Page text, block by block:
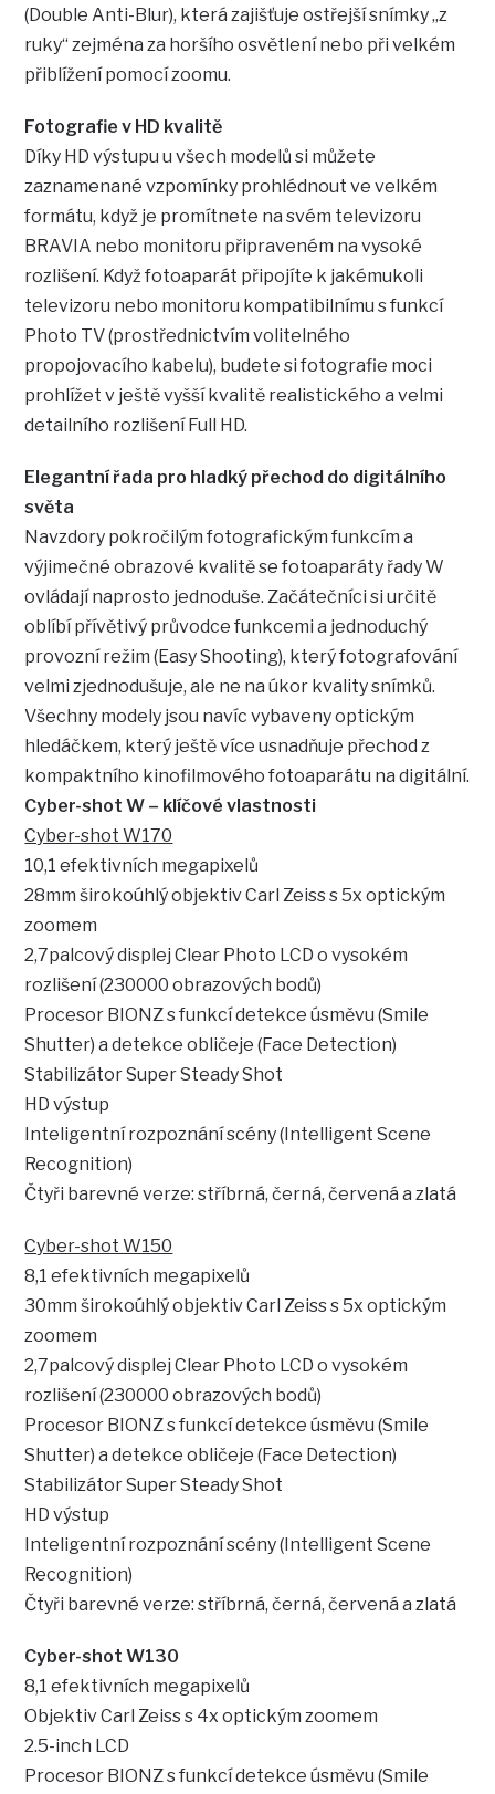
(Double Anti-Blur), která zajišťuje ostřejší snímky „z
ruky“ zejména za horšího osvětlení nebo při velkém
přiblížení pomocí zoomu.
Fotografie v HD kvalitě
Díky HD výstupu u všech modelů si můžete
zaznamenané vzpomínky prohlédnout ve velkém
formátu, když je promítnete na svém televizoru
BRAVIA nebo monitoru připraveném na vysoké
rozlišení. Když fotoaparát připojíte k jakémukoli
televizoru nebo monitoru kompatibilnímu s funkcí
Photo TV (prostřednictvím volitelného
propojovacího kabelu), budete si fotografie moci
prohlížet v ještě vyšší kvalitě realistického a velmi
detailního rozlišení Full HD.
Elegantní řada pro hladký přechod do digitálního
světa
Navzdory pokročilým fotografickým funkcím a
výjimečné obrazové kvalitě se fotoaparáty řady W
ovládají naprosto jednoduše. Začátečníci si určitě
oblíbí přívětivý průvodce funkcemi a jednoduchý
provozní režim (Easy Shooting), který fotografování
velmi zjednodušuje, ale ne na úkor kvality snímků.
Všechny modely jsou navíc vybaveny optickým
hledáčkem, který ještě více usnadňuje přechod z
kompaktního kinofilmového fotoaparátu na digitální.
Cyber-shot W – klíčové vlastnosti
Cyber-shot W170
10,1 efektivních megapixelů
28mm širokoúhlý objektiv Carl Zeiss s 5x optickým
zoomem
2,7palcový displej Clear Photo LCD o vysokém
rozlišení (230000 obrazových bodů)
Procesor BIONZ s funkcí detekce úsměvu (Smile
Shutter) a detekce obličeje (Face Detection)
Stabilizátor Super Steady Shot
HD výstup
Inteligentní rozpoznání scény (Intelligent Scene
Recognition)
Čtyři barevné verze: stříbrná, černá, červená a zlatá
Cyber-shot W150
8,1 efektivních megapixelů
30mm širokoúhlý objektiv Carl Zeiss s 5x optickým
zoomem
2,7palcový displej Clear Photo LCD o vysokém
rozlišení (230000 obrazových bodů)
Procesor BIONZ s funkcí detekce úsměvu (Smile
Shutter) a detekce obličeje (Face Detection)
Stabilizátor Super Steady Shot
HD výstup
Inteligentní rozpoznání scény (Intelligent Scene
Recognition)
Čtyři barevné verze: stříbrná, černá, červená a zlatá
Cyber-shot W130
8,1 efektivních megapixelů
Objektiv Carl Zeiss s 4x optickým zoomem
2.5-inch LCD
Procesor BIONZ s funkcí detekce úsměvu (Smile